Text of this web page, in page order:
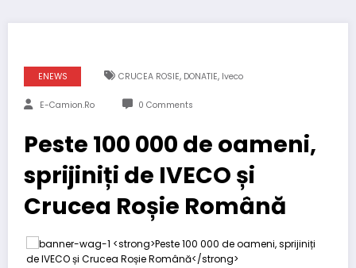
ENEWS CRUCEA ROSIE, DONATIE, Iveco
E-Camion.ro 0 Comments
Peste 100 000 de oameni,
sprijiniți de IVECO și
Crucea Roșie Română